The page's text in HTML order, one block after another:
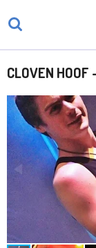
Zum
CLOVEN